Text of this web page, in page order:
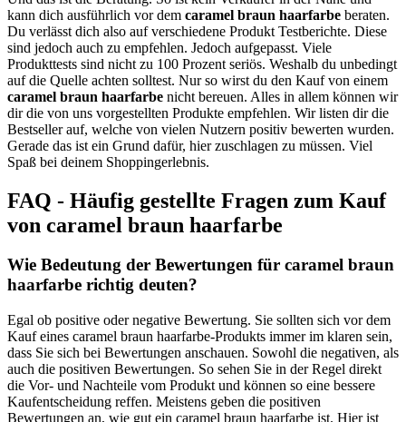
kann dich ausführlich vor dem caramel braun haarfarbe beraten.
Du verlässt dich also auf verschiedene Produkt Testberichte. Diese
sind jedoch auch zu empfehlen. Jedoch aufgepasst. Viele
Produkttests sind nicht zu 100 Prozent seriös. Weshalb du unbedingt
auf die Quelle achten solltest. Nur so wirst du den Kauf von einem
caramel braun haarfarbe nicht bereuen. Alles in allem können wir
dir die von uns vorgestellten Produkte empfehlen. Wir listen dir die
Bestseller auf, welche von vielen Nutzern positiv bewerten wurden.
Gerade das ist ein Grund dafür, hier zuschlagen zu müssen. Viel
Spaß bei deinem Shoppingerlebnis.
FAQ - Häufig gestellte Fragen zum Kauf
von caramel braun haarfarbe
Wie Bedeutung der Bewertungen für caramel braun
haarfarbe richtig deuten?
Egal ob positive oder negative Bewertung. Sie sollten sich vor dem
Kauf eines caramel braun haarfarbe-Produkts immer im klaren sein,
dass Sie sich bei Bewertungen anschauen. Sowohl die negativen, als
auch die positiven Bewertungen. So sehen Sie in der Regel direkt
die Vor- und Nachteile vom Produkt und können so eine bessere
Kaufentscheidung reffen. Meistens geben die positiven
Bewertungen an, wie gut ein caramel braun haarfarbe ist. Hier ist